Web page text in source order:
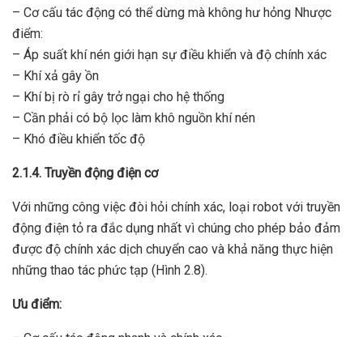
– Cơ cấu tác động có thể dừng mà không hư hỏng Nhược
điểm:
– Áp suất khí nén giới hạn sự điều khiển và độ chính xác
– Khí xả gây ồn
– Khí bị rò rỉ gây trở ngại cho hệ thống
– Cần phải có bộ lọc làm khô nguồn khí nén
– Khó điều khiển tốc độ
2.1.4. Truyền động điện cơ
Với những công việc đòi hỏi chính xác, loại robot với truyền
động điện tỏ ra đắc dụng nhất vì chúng cho phép bảo đảm
được độ chính xác dịch chuyển cao và khả năng thực hiện
những thao tác phức tạp (Hình 2.8).
Ưu điểm: